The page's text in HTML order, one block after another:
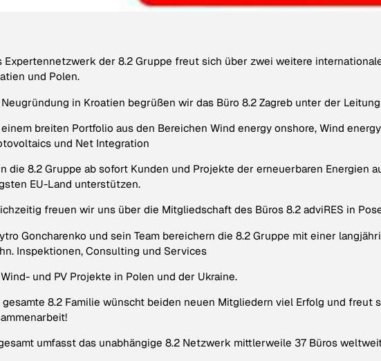
Expertennetzwerk der 8.2 Gruppe freut sich über zwei weitere
und Polen.
in Kroatien begrüßen wir das Büro 8.2 Zagreb unter der
breiten Portfolio aus den Bereichen Wind energy onshore, Wind
und Net Integration
die 8.2 Gruppe ab sofort Kunden und Projekte der erneuerbaren Energien
EU-Land unterstützen.
freuen wir uns über die Mitgliedschaft des Büros 8.2 adviRES in
Goncharenko und sein Team bereichern die 8.2 Gruppe mit einer
Inspektionen, Consulting und Services
und PV Projekte in Polen und der Ukraine.
gesamte 8.2 Familie wünscht beiden neuen Mitgliedern viel Erfolg und freut
umfasst das unabhängige 8.2 Netzwerk mittlerweile 37 Büros